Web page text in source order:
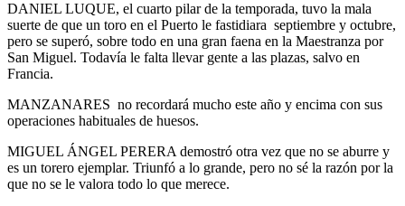
DANIEL LUQUE, el cuarto pilar de la temporada, tuvo la mala
suerte de que un toro en el Puerto le fastidiara septiembre y octubre,
pero se superó, sobre todo en una gran faena en la Maestranza por
San Miguel. Todavía le falta llevar gente a las plazas, salvo en
Francia.
MANZANARES no recordará mucho este año y encima con sus
operaciones habituales de huesos.
MIGUEL ÁNGEL PERERA demostró otra vez que no se aburre y
es un torero ejemplar. Triunfó a lo grande, pero no sé la razón por la
que no se le valora todo lo que merece.